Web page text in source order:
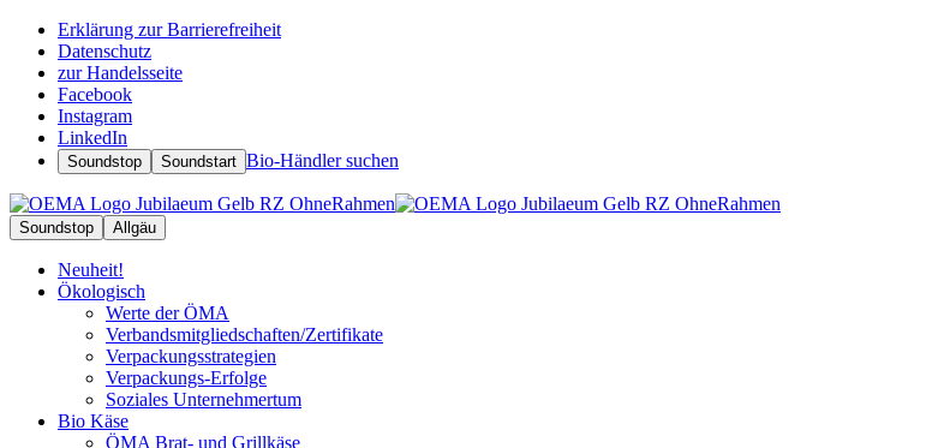
Erklärung zur Barrierefreiheit
Datenschutz
zur Handelsseite
Facebook
Instagram
LinkedIn
Soundstop Soundstart Bio-Händler suchen
Soundstop Allgäu
Neuheit!
Ökologisch
Werte der ÖMA
Verbandsmitgliedschaften/Zertifikate
Verpackungsstrategien
Verpackungs-Erfolge
Soziales Unternehmertum
Bio Käse
ÖMA Brat- und Grillkäse